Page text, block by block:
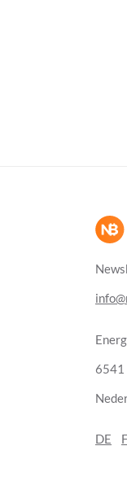
6541
DE